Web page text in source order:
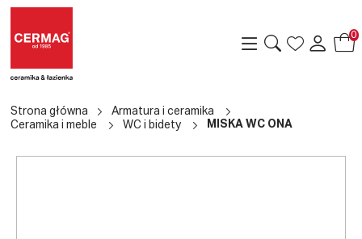
0
Strona główna
Armatura i ceramika
Ceramika i meble
WC i bidety MISKA WC ONA